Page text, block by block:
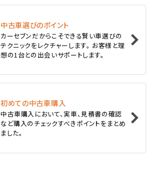
2位
スバル
レガシィツーリングワゴン
3位
トヨタ
カローラフィールダー
中古車選びのポイント
カーセブンだからこそできる賢い車選びの
テクニックをレクチャーします。 お客様と理
想の1台との出会いサポートします。
初めての中古車購入
中古車購入において、実車、見積書の確認
など購入のチェックすべきポイントをまとめ
ました。